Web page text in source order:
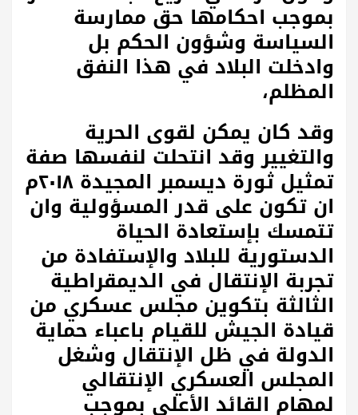
بموجب احكامها حق ممارسة
السياسة وشؤون الحكم بل
وادخلت البلاد في هذا النفق
المظلم،
وقد كان يمكن لقوى الحرية
والتغيير وقد انتحلت لنفسها صفة
تمثيل ثورة ديسمبر المجيدة ٢٠١٨م
ان تكون على قدر المسؤولية وان
تتمسك بإستعادة الحياة
الدستورية للبلاد والإستفادة من
تجربة الإنتقال في الديمقراطية
الثالثة بتكوين مجلس عسكري من
قيادة الجيش للقيام باعباء حماية
الدولة في ظل الإنتقال وشغل
المجلس العسكري الإنتقالي
لمهام القائد الأعلى بموجب